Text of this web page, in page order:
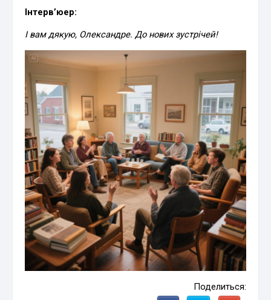
Інтерв’юер:
І вам дякую, Олександре. До нових зустрічей!
Поделиться: